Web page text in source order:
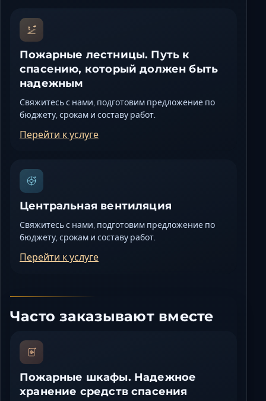
Пожарные лестницы. Путь к
спасению, который должен быть
надежным
Свяжитесь с нами, подготовим предложение по
бюджету, срокам и составу работ.
Перейти к услуге
Центральная вентиляция
Свяжитесь с нами, подготовим предложение по
бюджету, срокам и составу работ.
Перейти к услуге
Часто заказывают вместе
Пожарные шкафы. Надежное
хранение средств спасения